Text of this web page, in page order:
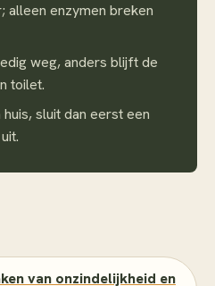
alleen enzymen breken
weg, anders blijft de
toilet.
sluit dan eerst een
van onzindelijkheid en